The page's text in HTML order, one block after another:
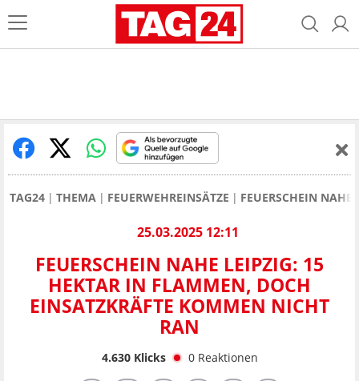
TAG24 THEMA FEUERWEHREINSÄTZE FEUERSCHEIN
25.03.2025 12:11
FEUERSCHEIN NAHE LEIPZIG: 15
HEKTAR IN FLAMMEN, DOCH
EINSATZKRÄFTE KOMMEN NICHT
RAN
4.630Klicks 0 Reaktionen